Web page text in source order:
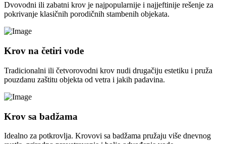
Dvovodni ili zabatni krov je najpopularnije i najjeftinije rešenje za
pokrivanje klasičnih porodičnih stambenih objekata.
Krov na četiri vode
Tradicionalni ili četvorovodni krov nudi drugačiju estetiku i pruža
pouzdanu zaštitu objekta od vetra i jakih padavina.
Krov sa badžama
Idealno za potkrovlja. Krovovi sa badžama pružaju više dnevnog